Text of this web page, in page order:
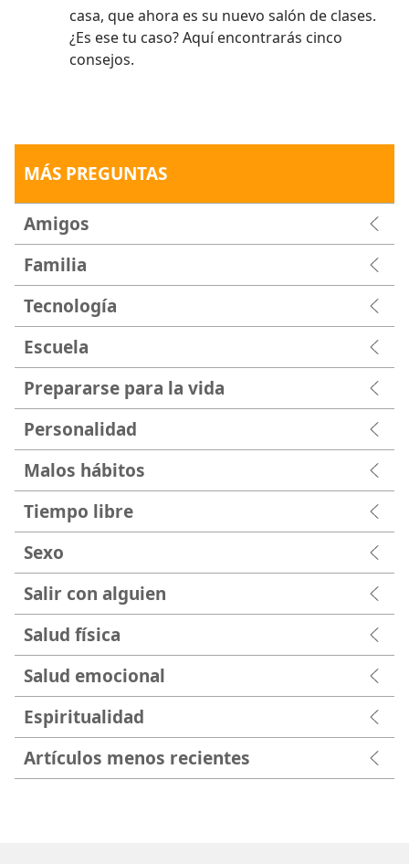
casa, que ahora es su nuevo salón de clases.
¿Es ese tu caso? Aquí encontrarás cinco
consejos.
MÁS PREGUNTAS
Amigos
Familia
Tecnología
Escuela
Prepararse para la vida
Personalidad
Malos hábitos
Tiempo libre
Sexo
Salir con alguien
Salud física
Salud emocional
Espiritualidad
Artículos menos recientes